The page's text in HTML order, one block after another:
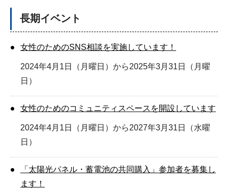
長期イベント
女性のためのSNS相談を実施しています！
2024年4月1日（月曜日）から2025年3月31日（月曜
日）
女性のためのコミュニティスペースを開設しています
2024年4月1日（月曜日）から2027年3月31日（水曜
日）
「太陽光パネル・蓄電池の共同購入」参加者を募集し
ます！